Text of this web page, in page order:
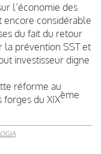
l’économie des
encore considérable
du fait du retour
la prévention SST et
investisseur digne
réforme au
forges du XIXème